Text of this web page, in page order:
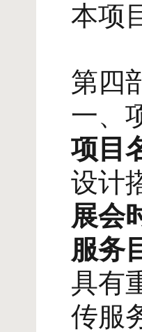
本项
第四
一、
项目
设计
展会
服务
具有
传服